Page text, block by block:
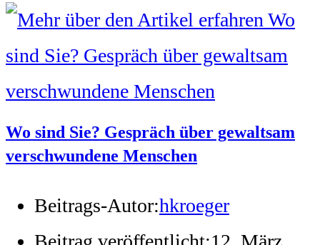
Wo sind Sie? Gespräch über gewaltsam
verschwundene Menschen
Beitrags-Autor:hkroeger